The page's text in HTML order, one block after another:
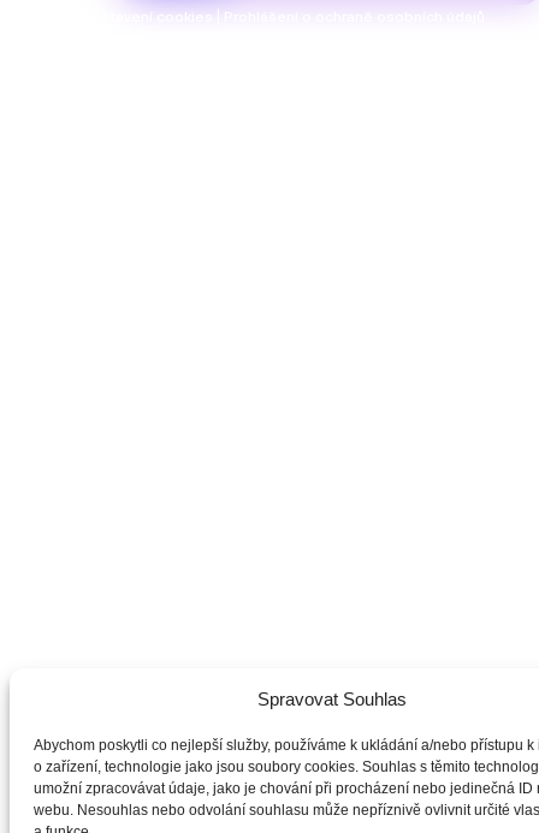
Spravovat Souhlas
Abychom poskytli co nejlepší služby, používáme k ukládání a/nebo přístupu k
o zařízení, technologie jako jsou soubory cookies. Souhlas s těmito
umožní zpracovávat údaje, jako je chování při procházení nebo jedinečná ID
webu. Nesouhlas nebo odvolání souhlasu může nepříznivě ovlivnit určité
Nastavení cookies | Prohlášení o ochraně osobních údajů